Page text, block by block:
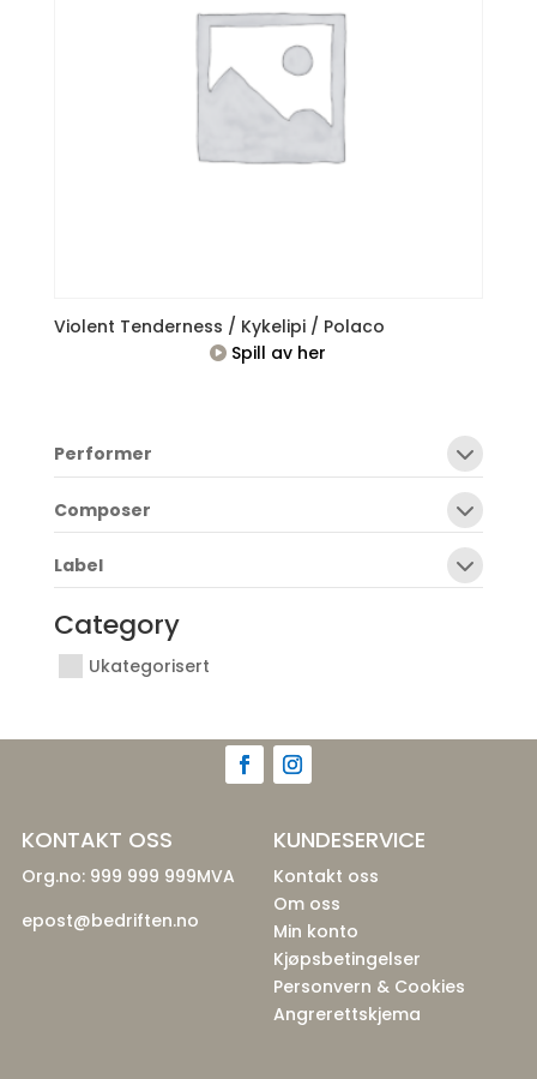
Violent Tenderness / Kykelipi / Polaco
Spill av her
Performer
Composer
Label
Category
Ukategorisert
KONTAKT OSS
Org.no: 999 999 999MVA
epost@bedriften.no
KUNDESERVICE
Kontakt oss
Om oss
Min konto
Kjøpsbetingelser
Personvern & Cookies
Angrerettskjema